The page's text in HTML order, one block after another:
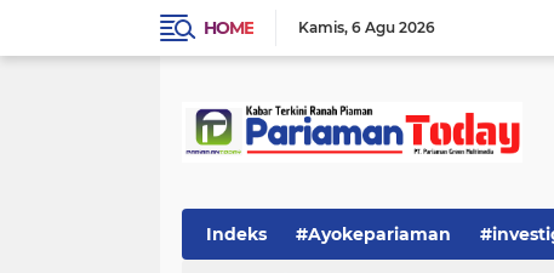
HOME Kamis 6 Agu 2026
Indeks #Ayokepariaman